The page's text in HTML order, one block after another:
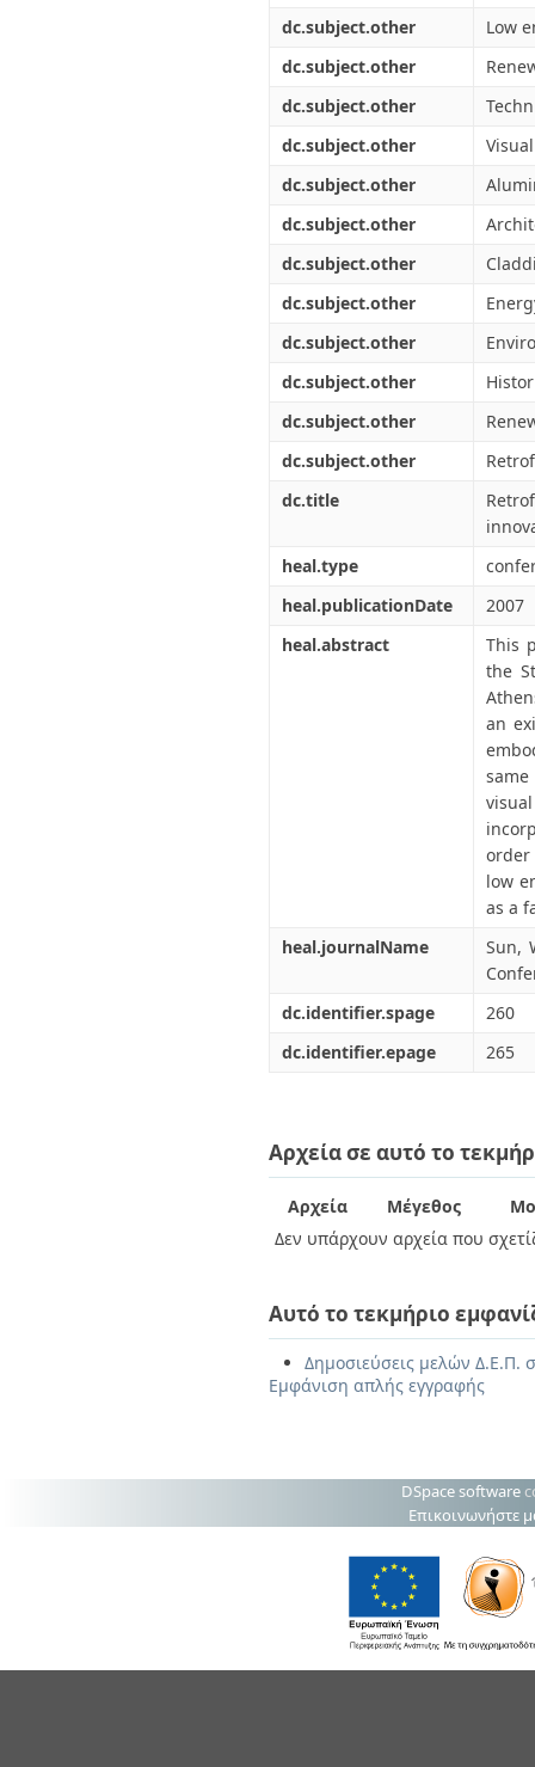
dc.subject.other
Low
dc.subject.other
dc.subject.other
dc.subject.other
dc.subject.other
dc.subject.other
dc.subject.other
dc.subject.other
dc.subject.other
dc.subject.other
dc.subject.other
dc.subject.other
dc.title
heal.type
heal.publicationDate
2007
heal.abstract
This
the
an
low
as a
heal.journalName
Sun,
dc.identifier.spage
260
dc.identifier.epage
265
Αρχεία σε αυτό το
Αρχεία Μέγεθος
Δεν υπάρχουν αρχεία που
Αυτό το τεκμήριο
Δημοσιεύσεις μελών Δ.Ε.Π.
Εμφάνιση απλής εγγραφής
DSpace software
Επικοινωνήστε